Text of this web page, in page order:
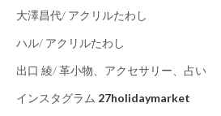
大澤昌代/ アクリルたわし
ハル/ アクリルたわし
出口 綾/ 革小物、アクセサリー、占い
インスタグラム 27holidaymarket